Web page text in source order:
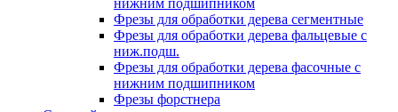
нижним подшипником
Фрезы для обработки дерева сегментные
Фрезы для обработки дерева фальцевые с
ниж.подш.
Фрезы для обработки дерева фасочные с
нижним подшипником
Фрезы форстнера